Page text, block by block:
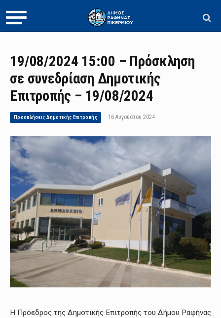
19/08/2024 15:00 – Πρόσκληση
σε συνεδρίαση Δημοτικής
Επιτροπής – 19/08/2024
Προσκλήσεις Δημοτικής Επιτροπής 16 Αυγούστου 2024
Η Πρόεδρος της Δημοτικής Επιτροπής του Δήμου Ραφήνας